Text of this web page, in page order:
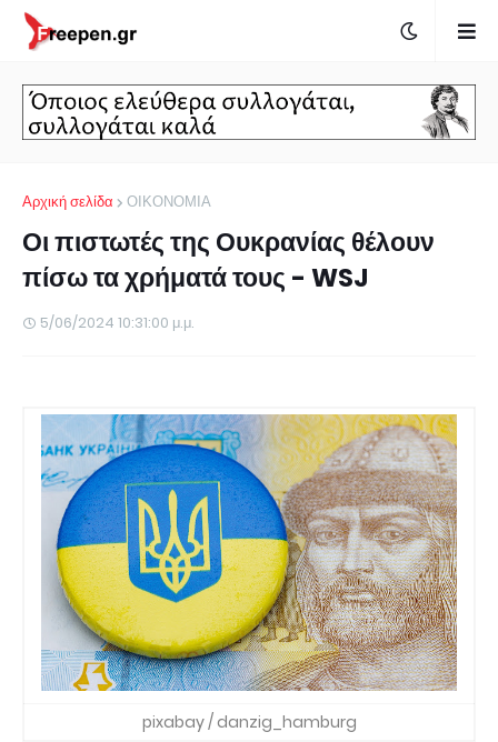
Αρχική σελίδα ΟΙΚΟΝΟΜΙΑ
Οι πιστωτές της Ουκρανίας θέλουν
πίσω τα χρήματά τους - WSJ
5/06/2024 10:31:00 μ.μ.
pixabay / danzig_hamburg